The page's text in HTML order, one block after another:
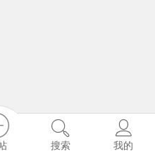
搜索 我的